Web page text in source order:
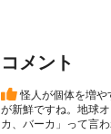
コメント
怪人が個体を増
が新鮮ですね。地球
カ、バーカ」って言